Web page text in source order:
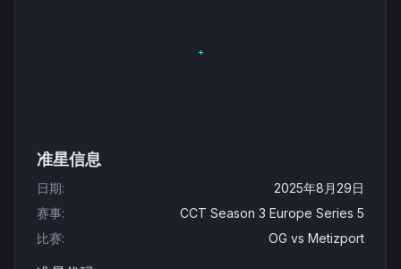
准星信息
日期:
2025年8月29日
赛事:
CCT Season 3 Europe Series 5
比赛: OG vs Metizport